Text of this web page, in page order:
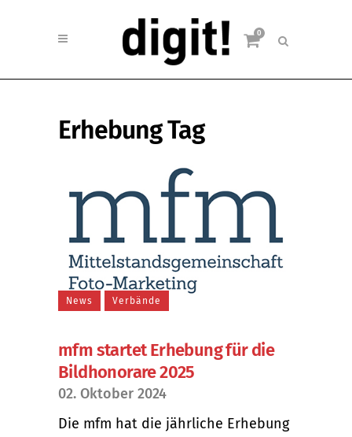
0
Erhebung Tag
News Verbände
mfm startet Erhebung für die
Bildhonorare 2025
02. Oktober 2024
Die mfm hat die jährliche Erhebung